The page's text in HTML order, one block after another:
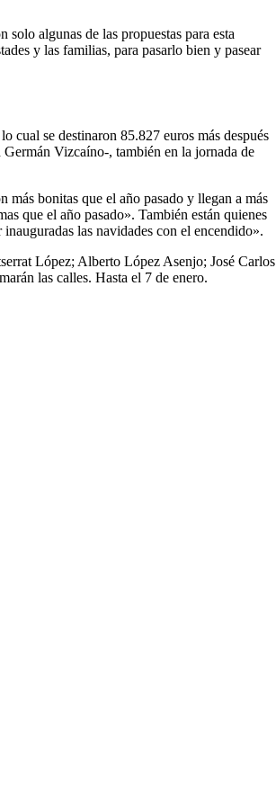
algunas de las propuestas para esta
y las familias, para pasarlo bien y pasear
cual se destinaron 85.827 euros más después
Vizcaíno-, también en la jornada de
bonitas que el año pasado y llegan a más
que el año pasado». También están quienes
las navidades con el encendido».
López; Alberto López Asenjo; José Carlos
las calles. Hasta el 7 de enero.